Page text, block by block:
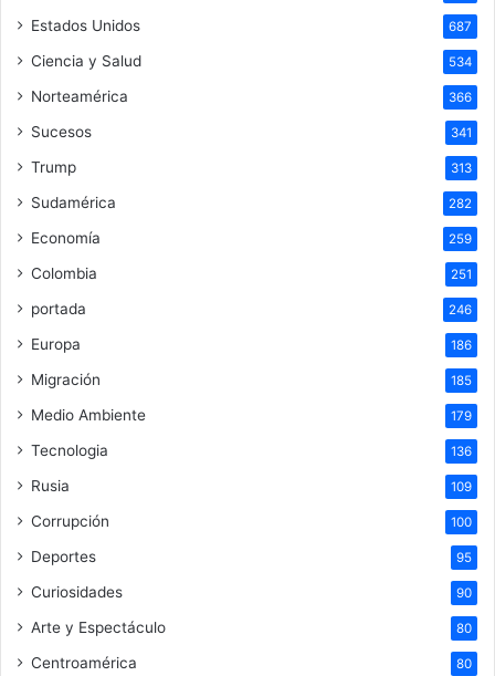
Estados Unidos 687
Ciencia y Salud 534
Norteamérica 366
Sucesos 341
Trump 313
Sudamérica 282
Economía 259
Colombia 251
portada 246
Europa 186
Migración 185
Medio Ambiente 179
Tecnologia 136
Rusia 109
Corrupción 100
Deportes 95
Curiosidades 90
Arte y Espectáculo 80
Centroamérica 80